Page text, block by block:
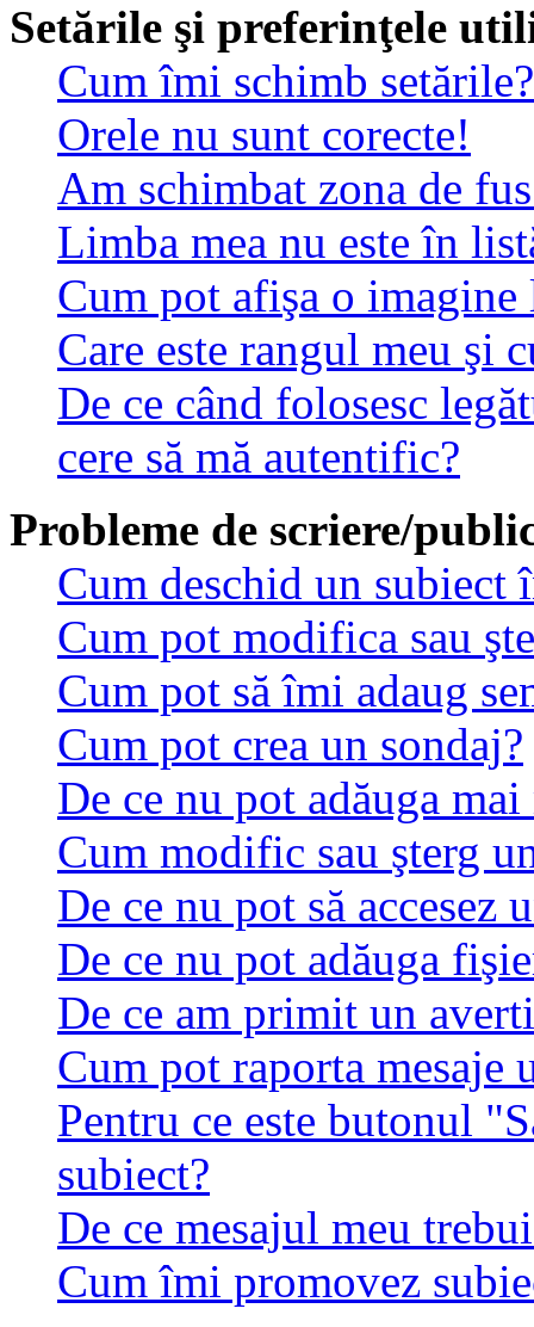
Setările şi preferinţele
Cum îmi schimb setările?
Orele nu sunt corecte!
Am schimbat zona de
Limba mea nu este în
Cum pot afişa o
Care este rangul meu şi
De ce când folosesc
cere să mă autentific?
Probleme de scriere/
Cum deschid un subiect
Cum pot modifica sau
Cum pot să îmi adaug
Cum pot crea un sondaj?
De ce nu pot adăuga
Cum modific sau şterg
De ce nu pot să accesez
De ce nu pot adăuga
De ce am primit un
Cum pot raporta mesaje
Pentru ce este butonul
subiect?
De ce mesajul meu
Cum îmi promovez